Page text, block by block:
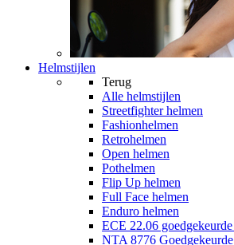
Helmstijlen
Terug
Alle helmstijlen
Streetfighter helmen
Fashionhelmen
Retrohelmen
Open helmen
Pothelmen
Flip Up helmen
Full Face helmen
Enduro helmen
ECE 22.06
NTA 8776